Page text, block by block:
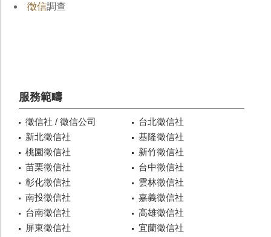
徵信調查
服務範疇
徵信社 / 徵信公司
台北徵信社
新北徵信社
基隆徵信社
桃園徵信社
新竹徵信社
苗栗徵信社
台中徵信社
彰化徵信社
雲林徵信社
南投徵信社
嘉義徵信社
台南徵信社
高雄徵信社
屏東徵信社
宜蘭徵信社